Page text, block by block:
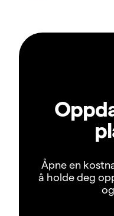
Åpne en
å holde deg